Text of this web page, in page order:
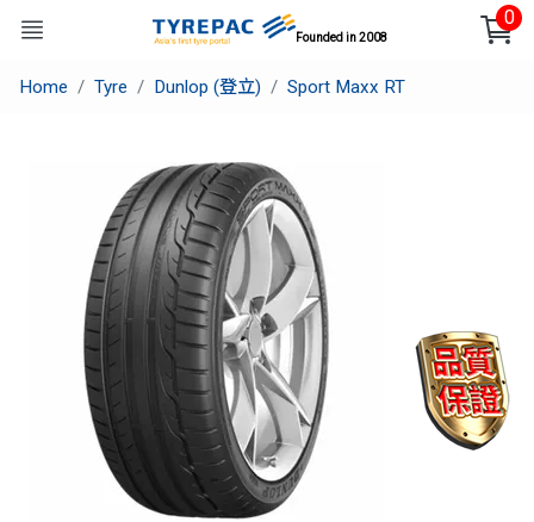
Founded in 2008
0
Home Tyre Dunlop (登立) Sport Maxx RT